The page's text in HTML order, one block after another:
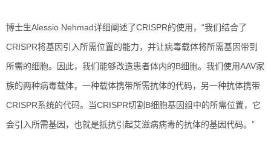
博士生Alessio Nehmad详细阐述了CRISPR的使用，“我们结合了
CRISPR将基因引入所需位置的能力，并让病毒载体将所需基因带到
所需的细胞。因此，我们能够改造患者体内的B细胞。我们使用AAV家
族的两种病毒载体，一种载体携带所需抗体的代码，另一种抗体携带
CRISPR系统的代码。当CRISPR切割B细胞基因组中的所需位置，它
会引入所需基因，也就是抵抗引起艾滋病病毒的抗体的基因代码。”